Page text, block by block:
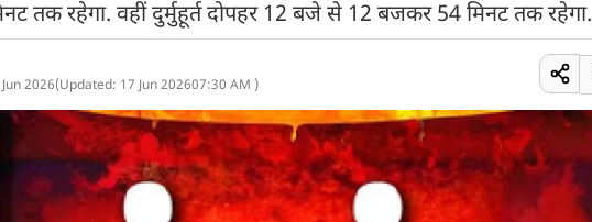
तक रहेगा. वहीं दुर्मुहूर्त दोपहर 12 बजे से 12 बजकर 54 मिनट तक रहेगा.
2026(Updated: 17 Jun 202607:30 AM )